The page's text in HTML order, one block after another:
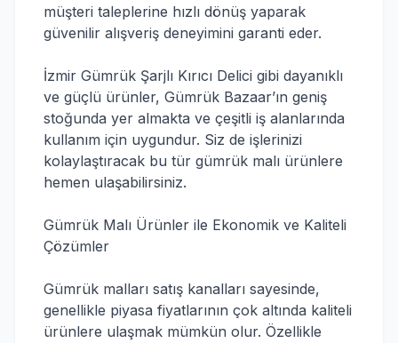
müşteri taleplerine hızlı dönüş yaparak
güvenilir alışveriş deneyimini garanti eder.
İzmir Gümrük Şarjlı Kırıcı Delici gibi dayanıklı
ve güçlü ürünler, Gümrük Bazaar’ın geniş
stoğunda yer almakta ve çeşitli iş alanlarında
kullanım için uygundur. Siz de işlerinizi
kolaylaştıracak bu tür gümrük malı ürünlere
hemen ulaşabilirsiniz.
Gümrük Malı Ürünler ile Ekonomik ve Kaliteli
Çözümler
Gümrük malları satış kanalları sayesinde,
genellikle piyasa fiyatlarının çok altında kaliteli
ürünlere ulaşmak mümkün olur. Özellikle